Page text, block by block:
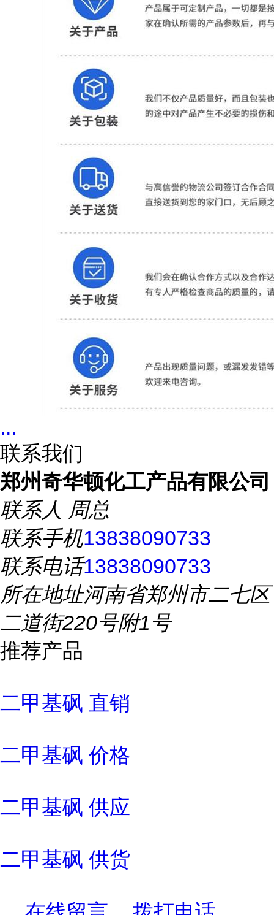
...
联系我们
郑州奇华顿化工产品有限公司
联系人 周总
联系手机13838090733
联系电话13838090733
所在地址河南省郑州市二七区
二道街220号附1号
推荐产品
二甲基砜 直销
二甲基砜 价格
二甲基砜 供应
二甲基砜 供货